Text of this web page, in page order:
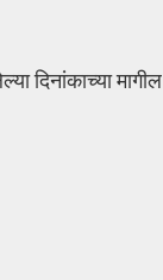
दिनांकाच्या मागील